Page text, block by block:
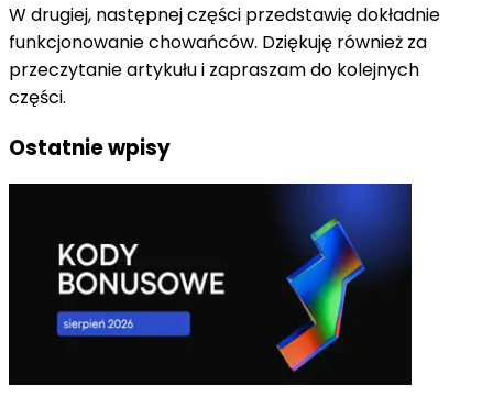
W drugiej, następnej części przedstawię dokładnie
funkcjonowanie chowańców. Dziękuję również za
przeczytanie artykułu i zapraszam do kolejnych
części.
Ostatnie wpisy